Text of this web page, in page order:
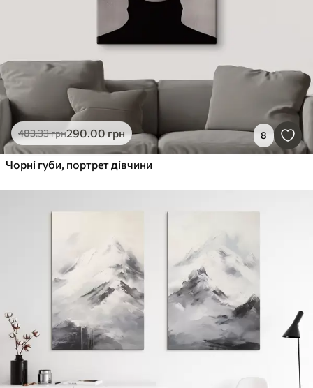
483.33грн290.00 грн 8
Чорні губи, портрет дівчини